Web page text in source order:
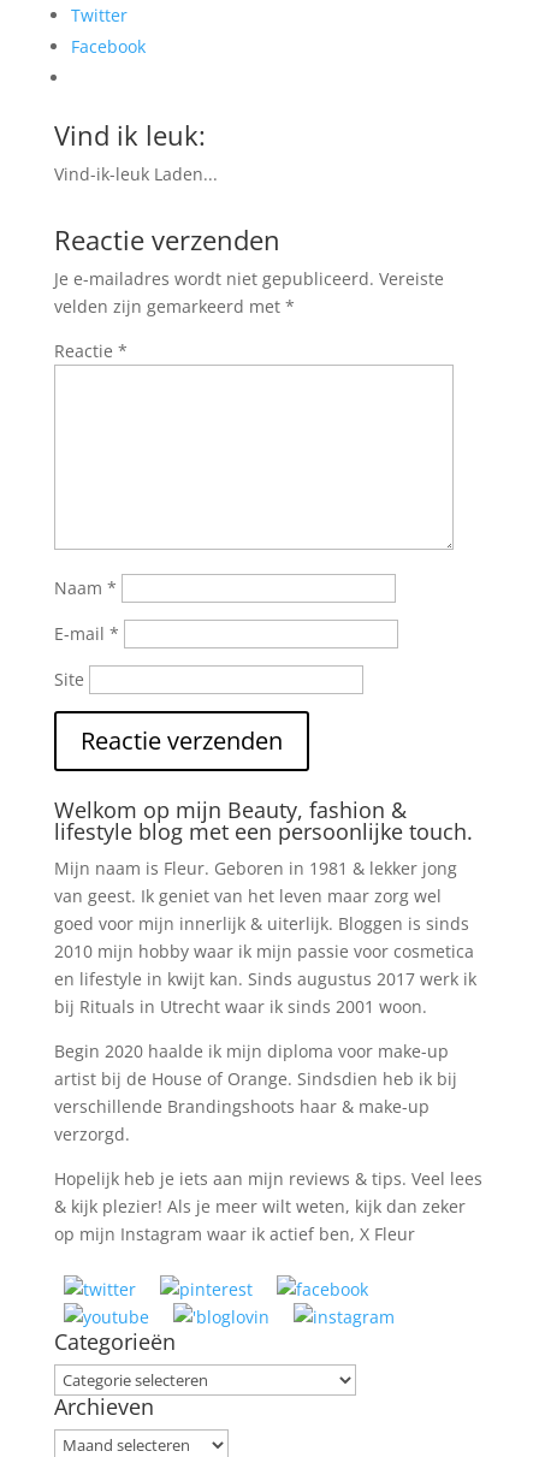
Twitter
Facebook
Vind ik leuk:
Vind-ik-leuk Laden...
Reactie verzenden
Je e-mailadres wordt niet gepubliceerd. Vereiste
velden zijn gemarkeerd met *
Reactie *
Naam *
E-mail *
Site
Welkom op mijn Beauty, fashion &
lifestyle blog met een persoonlijke touch.
Mijn naam is Fleur. Geboren in 1981 & lekker jong
van geest. Ik geniet van het leven maar zorg wel
goed voor mijn innerlijk & uiterlijk. Bloggen is sinds
2010 mijn hobby waar ik mijn passie voor cosmetica
en lifestyle in kwijt kan. Sinds augustus 2017 werk ik
bij Rituals in Utrecht waar ik sinds 2001 woon.
Begin 2020 haalde ik mijn diploma voor make-up
artist bij de House of Orange. Sindsdien heb ik bij
verschillende Brandingshoots haar & make-up
verzorgd.
Hopelijk heb je iets aan mijn reviews & tips. Veel lees
& kijk plezier! Als je meer wilt weten, kijk dan zeker
op mijn Instagram waar ik actief ben, X Fleur
Categorieën
Categorieën
Archieven
Archieven